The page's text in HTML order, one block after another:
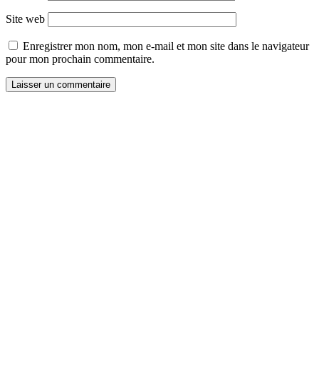
Site web
Enregistrer mon nom, mon e-mail et mon site dans le navigateur
pour mon prochain commentaire.